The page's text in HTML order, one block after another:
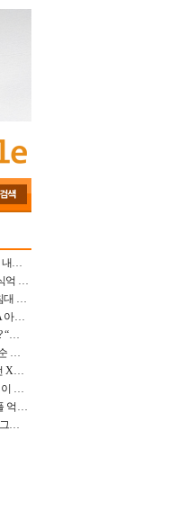
배우 최일순, 이혼 후 20년 산속 생활 “딸 내가 버렸다고 원망‥맘 아파”(특종)[어제TV]
‘혼외자→유부남’ 정우성 근황 포착, 수식억 해킹 피해 후배 만났다 “존경하는”
집 공개 유재석, 결혼사진 라면 냄비 받침대 되고 분노‥가족사진도 피해(놀뭐)[어제TV]
백윤식 손녀+정시아 딸 첫 유화 공개, LA 아트쇼→서울국제조각페스타 작가다운 수준급 실력
유혜리, 배우 이근희과 1년 반만 이혼 왜? “식칼 꽂고 의자 던져” 충격 폭로(특종)[어제TV]
임지연, 그림 같은 발리 배경? 뼈말라 청순 비키니 핏에 상대 안 되네
김성수, ♥박소윤 집 이불 폐기 처분 “어떤 X이랑 썼을지 몰라” 질투(신랑수업2)[어제TV]
44kg 송가인 “비가 오나 눈이 오나” 매일 이 운동, 허벅지 근육량 상승+체지방 감소
“연예인 걱정 NO” 김승현, 가난팔이 악플 억울할만‥아내+딸과 日 여행
재혼 강성연 ♥2살 연하 의사남편 누구? ‘그알’ 자문의에 훈남 비주얼 초엘리트 스펙 [종합]